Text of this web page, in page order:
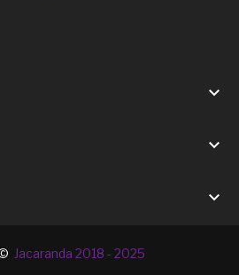
keyboard_arrow_down
keyboard_arrow_down
keyboard_arrow_down
Jacaranda 2018 - 2025